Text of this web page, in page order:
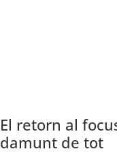
El retorn al
damunt de tot